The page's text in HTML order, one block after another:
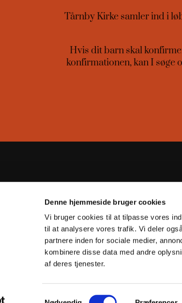
Denne hjemmeside bruger cookies
Vi bruger cookies til at tilpasse vores
til at analysere vores trafik. Vi deler
partnere inden for sociale medier,
kombinere disse data med andre
af deres tjenester.
Tårnby Kirke samler ind i
Hvis dit barn skal
konfirmationen, kan I søge
Kontakt